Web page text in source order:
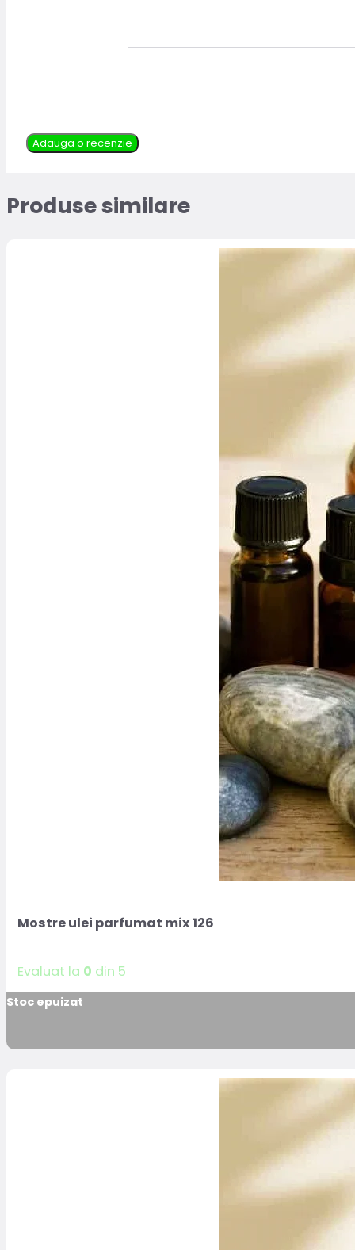
Adauga o recenzie
Produse similare
Mostre ulei parfumat mix 126
Evaluat la 0 din 5
Stoc epuizat